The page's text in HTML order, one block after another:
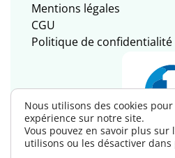
Mentions légales
CGU
Politique de confidentialité
Nous utilisons des cookies
expérience sur notre site.
Vous pouvez en savoir plus sur
utilisons ou les désactiver dans